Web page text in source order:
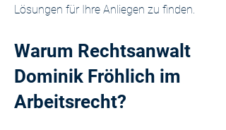
Lösungen für Ihre Anliegen zu finden.
Warum Rechtsanwalt
Dominik Fröhlich im
Arbeitsrecht?